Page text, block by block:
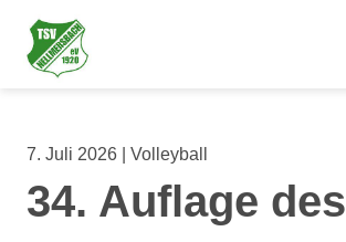
7. Juli 2026 | Volleyball
34. Auflage des